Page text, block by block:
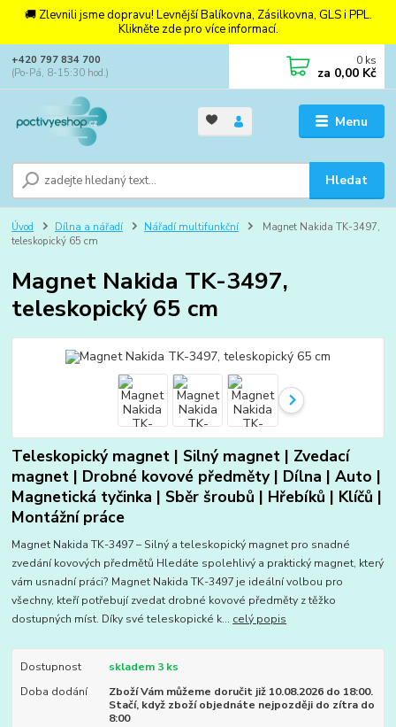
🚚 Zlevnili jsme dopravu! Levnější Balíkovna, Zásilkovna, GLS i PPL.
Klikněte zde pro více informací.
Menu
Hledat
+420 797 834 700
(Po-Pá, 8-15:30 hod.)
0 ks
za 0,00 Kč
Úvod Dílna a nářadí Nářadí multifunkční
Magnet Nakida TK-3497,
teleskopický 65 cm
Magnet Nakida TK-3497,
teleskopický 65 cm
Teleskopický magnet | Silný magnet | Zvedací
magnet | Drobné kovové předměty | Dílna | Auto |
Magnetická tyčinka | Sběr šroubů | Hřebíků | Klíčů |
Montážní práce
Magnet Nakida TK-3497 – Silný a teleskopický magnet pro snadné
zvedání kovových předmětů Hledáte spolehlivý a praktický magnet, který
vám usnadní práci? Magnet Nakida TK-3497 je ideální volbou pro
všechny, kteří potřebují zvedat drobné kovové předměty z těžko
dostupných míst. Díky své teleskopické k... celý popis
Dostupnost
skladem 3 ks
Doba dodání
Zboží Vám můžeme doručit již 10.08.2026 do 18:00.
Stačí, když zboží objednáte nejpozději do zítra do
8:00